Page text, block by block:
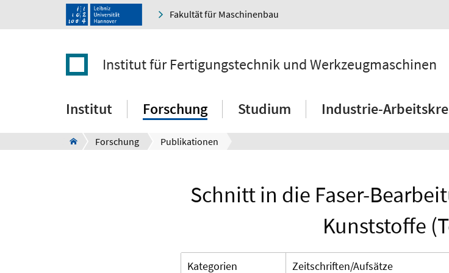
Fakultät für Maschinenbau
Institut für Fertigungstechnik und Werkzeugmaschinen
Institut Forschung Studium Industrie-
Forschung Publikationen
Schnitt in die Faser-
Kunststoffe
Kategorien
Zeitschriften/Aufsätze